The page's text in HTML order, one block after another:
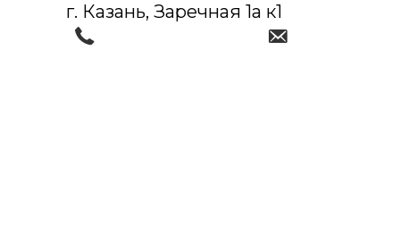
г. Казань, Заречная 1а к1